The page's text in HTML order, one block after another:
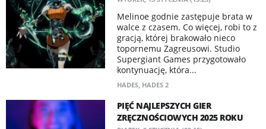
Melinoe godnie zastępuje brata w
walce z czasem. Co więcej, robi to z
gracją, której brakowało nieco
topornemu Zagreusowi. Studio
Supergiant Games przygotowało
kontynuację, która...
HADES, HADES 2
PIĘĆ NAJLEPSZYCH GIER
ZRĘCZNOŚCIOWYCH 2025 ROKU